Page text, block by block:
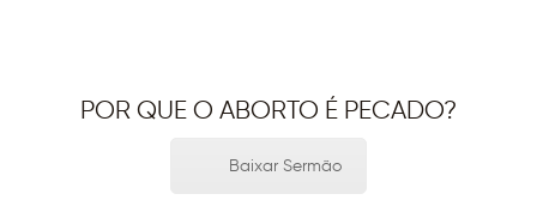
POR QUE O ABORTO É PECADO?
Baixar Sermão